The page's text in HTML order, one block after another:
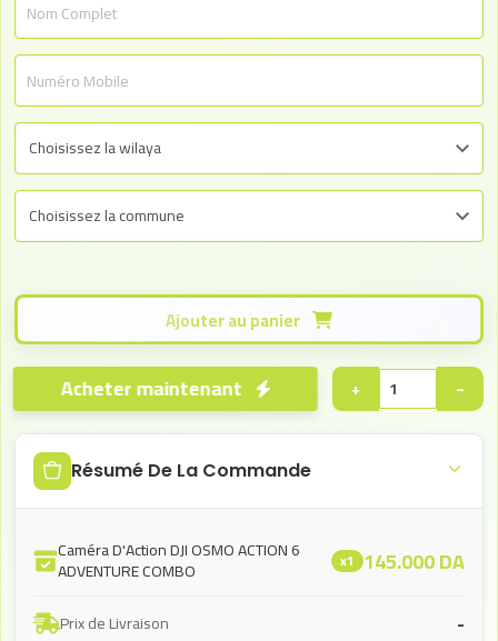
−
+
Acheter maintenant
Résumé De La Commande
Caméra D'Action DJI OSMO ACTION 6
ADVENTURE COMBO x1 145.000DA
Prix de Livraison -